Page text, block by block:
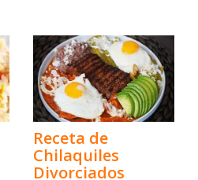
Receta de
Chilaquiles
Divorciados